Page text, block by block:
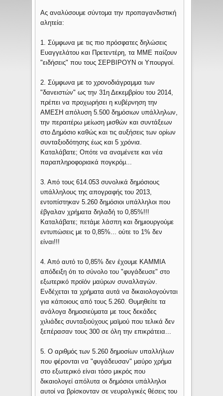
Ας αναλύσουμε σύντομα την προπαγανδιστική
αλητεία:
1. Σύμφωνα με τις πιο πρόσφατες δηλώσεις
Ευαγγελάτου και Πρετεντέρη, τα ΜΜΕ παίζουν
"ειδήσεις" που τους ΣΕΡΒΙΡΟΥΝ οι Υπουργοί.
2. Σύμφωνα με το χρονοδιάγραμμα των
"δανειστών" ως την 31η Δεκεμβρίου του 2014,
πρέπει να προχωρήσει η κυβέρνηση την
ΑΜΕΣΗ απόλυση 5.500 δημόσιων υπάλληλων,
την περαιτέρω μείωση μισθών και συντάξεων
στο Δημόσιο καθώς και τις αυξήσεις των ορίων
συνταξιοδότησης έως και 5 χρόνια.
Καταλάβατε; Οπότε να αναμένετε και νέα
παραπληροφοριακά πογκρόμ...
3. Από τους 614.053 συνολικά δημόσιους
υπάλληλους της απογραφής του 2013,
εντοπίστηκαν 5.260 δημόσιοι υπάλληλοι που
έβγαλαν χρήματα δηλαδή το 0,85%!!!
Καταλάβατε; πετάμε λάσπη και δημιουργούμε
εντυπώσεις με το 0,85%... ούτε το 1% δεν
είναι!!!
4. Από αυτό το 0,85% δεν έχουμε ΚΑΜΜΙΑ
απόδειξη ότι το σύνολο του "φυγάδευσε" στο
εξωτερικό προϊόν μαύρων συναλλαγών.
Ενδέχεται τα χρήματα αυτά να δικαιολογούνται
για κάποιους από τους 5.260. Θυμηθείτε τα
ανάλογα δημοσιεύματα με τους δεκάδες
χιλιάδες συνταξιούχους μαϊμού που τελικά δεν
ξεπέρασαν τους 300 σε όλη την επικράτεια...
5. Ο αριθμός των 5.260 δημοσίων υπαλλήλων
που φέρονται να "φυγάδευσαν" μαύρο χρήμα
στο εξωτερικό είναι τόσο μικρός που
δικαιολογεί απόλυτα οι δημόσιοι υπάλληλοι
αυτοί να βρίσκονταν σε νευραλγικές θέσεις του